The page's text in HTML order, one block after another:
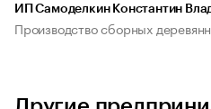
ИП Самоделкин Константин
Производство сборных